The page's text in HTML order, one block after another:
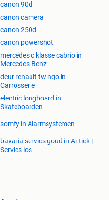
canon 90d
canon camera
canon 250d
canon powershot
mercedes c klasse cabrio in
Mercedes-Benz
deur renault twingo in
Carrosserie
electric longboard in
Skateboarden
somfy in Alarmsystemen
bavaria servies goud in Antiek |
Servies los